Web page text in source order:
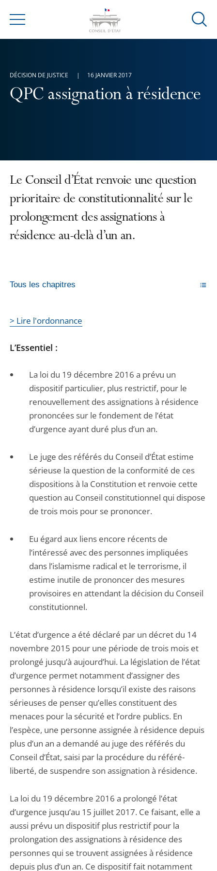
Menu
Ouvrir
QPC assignation à résidence
DÉCISION DE JUSTICE 16 JANVIER 2017
Le Conseil d’État renvoie une question
prioritaire de constitutionnalité sur le
prolongement des assignations à
résidence au-delà d’un an.
Tous les chapitres
> Lire l'ordonnance
L’Essentiel :
La loi du 19 décembre 2016 a prévu un
dispositif particulier, plus restrictif, pour le
renouvellement des assignations à résidence
prononcées sur le fondement de l’état
d’urgence ayant duré plus d’un an.
Le juge des référés du Conseil d’État estime
sérieuse la question de la conformité de ces
dispositions à la Constitution et renvoie cette
question au Conseil constitutionnel qui dispose
de trois mois pour se prononcer.
Eu égard aux liens encore récents de
l’intéressé avec des personnes impliquées
dans l’islamisme radical et le terrorisme, il
estime inutile de prononcer des mesures
provisoires en attendant la décision du Conseil
constitutionnel.
L’état d’urgence a été déclaré par un décret du 14
novembre 2015 pour une période de trois mois et
prolongé jusqu’à aujourd’hui. La législation de l’état
d’urgence permet notamment d’assigner des
personnes à résidence lorsqu’il existe des raisons
sérieuses de penser qu’elles constituent des
menaces pour la sécurité et l’ordre publics. En
l’espèce, une personne assignée à résidence depuis
plus d’un an a demandé au juge des référés du
Conseil d’État, saisi par la procédure du référé-
liberté, de suspendre son assignation à résidence.
La loi du 19 décembre 2016 a prolongé l’état
d’urgence jusqu’au 15 juillet 2017. Ce faisant, elle a
aussi prévu un dispositif plus restrictif pour la
prolongation des assignations à résidence des
personnes qui se trouvent assignées à résidence
depuis plus d’un an. Ce dispositif fait notamment